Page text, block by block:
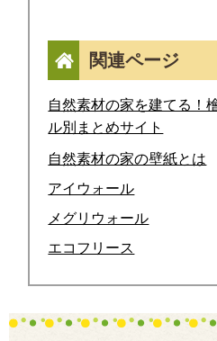
関連ページ
自然素材の家を建てる！
ル別まとめサイト
自然素材の家の壁紙とは
アイウォール
メグリウォール
エコフリース